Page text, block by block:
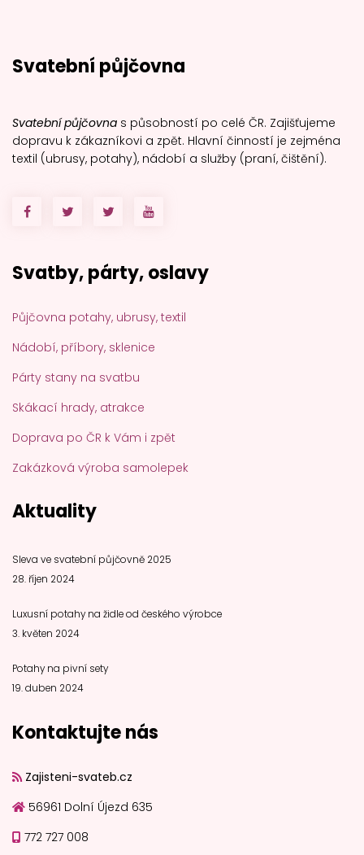
Svatební půjčovna
Svatební půjčovna s působností po celé ČR. Zajišťujeme
dopravu k zákazníkovi a zpět. Hlavní činností je zejména
textil (ubrusy, potahy), nádobí a služby (praní, čištění).
Svatby, párty, oslavy
Půjčovna potahy, ubrusy, textil
Nádobí, příbory, sklenice
Párty stany na svatbu
Skákací hrady, atrakce
Doprava po ČR k Vám i zpět
Zakázková výroba samolepek
Aktuality
Sleva ve svatební půjčovně 2025
28. říjen 2024
Luxusní potahy na židle od českého výrobce
3. květen 2024
Potahy na pivní sety
19. duben 2024
Kontaktujte nás
Zajisteni-svateb.cz
56961 Dolní Újezd 635
772 727 008